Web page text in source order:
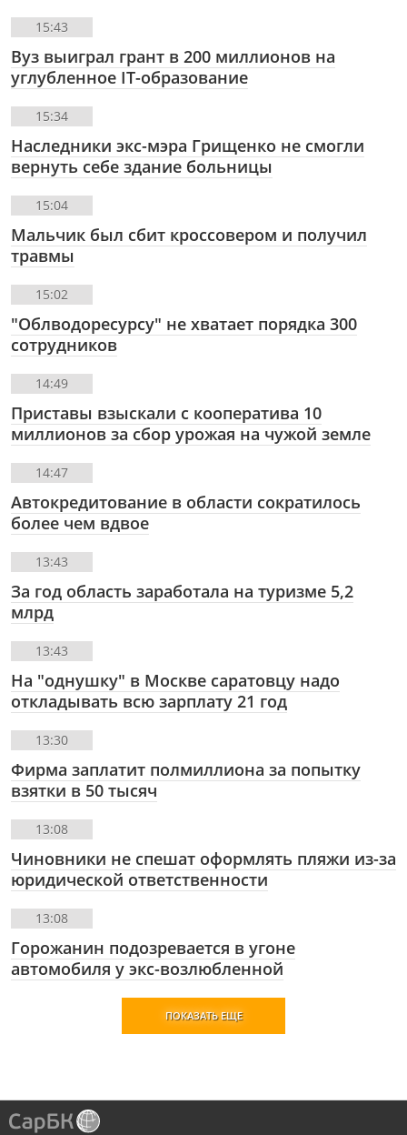
15:43
Вуз выиграл грант в 200 миллионов на
углубленное IT-образование
15:34
Наследники экс-мэра Грищенко не смогли
вернуть себе здание больницы
15:04
Мальчик был сбит кроссовером и получил
травмы
15:02
"Облводоресурсу" не хватает порядка 300
сотрудников
14:49
Приставы взыскали с кооператива 10
миллионов за сбор урожая на чужой земле
14:47
Автокредитование в области сократилось
более чем вдвое
13:43
За год область заработала на туризме 5,2
млрд
13:43
На "однушку" в Москве саратовцу надо
откладывать всю зарплату 21 год
13:30
Фирма заплатит полмиллиона за попытку
взятки в 50 тысяч
13:08
Чиновники не спешат оформлять пляжи из-за
юридической ответственности
13:08
Горожанин подозревается в угоне
автомобиля у экс-возлюбленной
ПОКАЗАТЬ ЕЩЕ